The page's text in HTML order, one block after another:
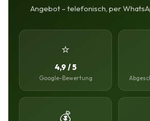
Angebot – telefonisch, per
⭐
4,9 / 5
Google-Bewertung
💰